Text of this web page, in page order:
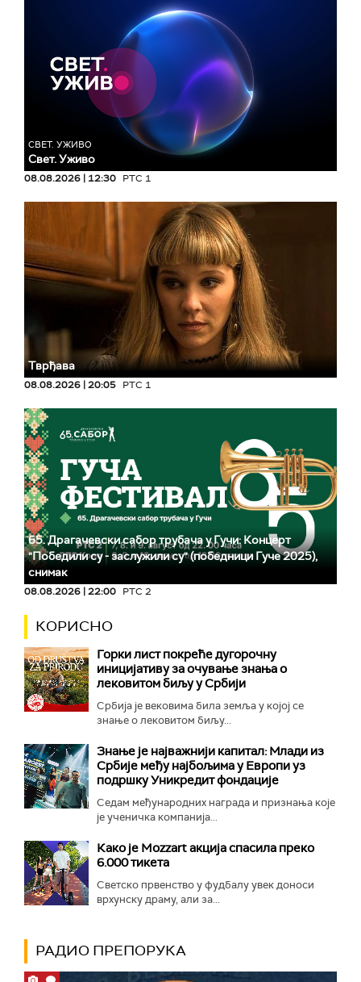
СВЕТ. УЖИВО
Свет. Уживо
08.08.2026 | 12:30 РТС 1
Тврђава
08.08.2026 | 20:05 РТС 1
65. Драгачевски сабор трубача у Гучи: Концерт
"Победили су - заслужили су" (победници Гуче 2025),
снимак
08.08.2026 | 22:00 РТС 2
КОРИСНО
Горки лист покреће дугорочну
иницијативу за очување знања о
лековитом биљу у Србији
Србија је вековима била земља у којој се
знање о лековитом биљу...
Знање је најважнији капитал: Млади из
Србије међу најбољима у Европи уз
подршку Уникредит фондације
Седам међународних награда и признања које
је ученичка компанија...
Како је Mozzart акција спасила преко
6.000 тикета
Светско првенство у фудбалу увек доноси
врхунску драму, али за...
РАДИО ПРЕПОРУКА